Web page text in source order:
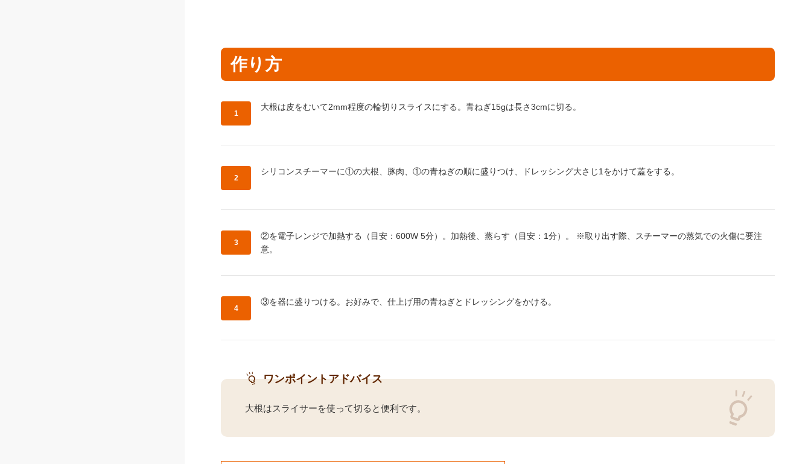
作り方
作り方1：
大根は皮をむいて2mm程度の輪切りスライスにする。青ねぎ15gは長さ3cmに切る。
作り方2：
シリコンスチーマーに①の大根、豚肉、①の青ねぎの順に盛りつけ、ドレッシング大さじ1をかけて蓋をする。
作り方3：
②を電子レンジで加熱する（目安：600W 5分）。加熱後、蒸らす（目安：1分）。 ※取り出す際、スチーマーの蒸気での火傷に要注
意。
作り方4：
③を器に盛りつける。お好みで、仕上げ用の青ねぎとドレッシングをかける。
ワンポイントアドバイス
大根はスライサーを使って切ると便利です。